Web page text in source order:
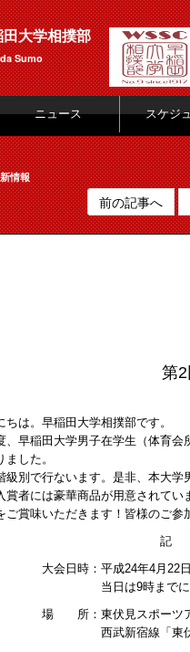
大学相撲部
Sumo
ニュース スケジ
情報
前の記事へ
第
ちは。早稲田大学相撲部です。
、早稲田大学男子在学生（体育
した。
級別で行ないます。是非、本大学
賞者には豪華商品が用意されて
ご賞味いただきます！皆様のご参
：平成24年4月22日（日
時までにご集合下さ
伏見スポーツアリー
線「東伏見」駅ア